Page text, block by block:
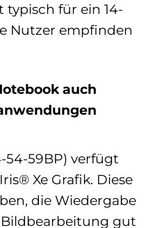
typisch für ein 14-
Nutzer empfinden
auch
54-59BP) verfügt
Xe Grafik. Diese
die Wiedergabe
gut